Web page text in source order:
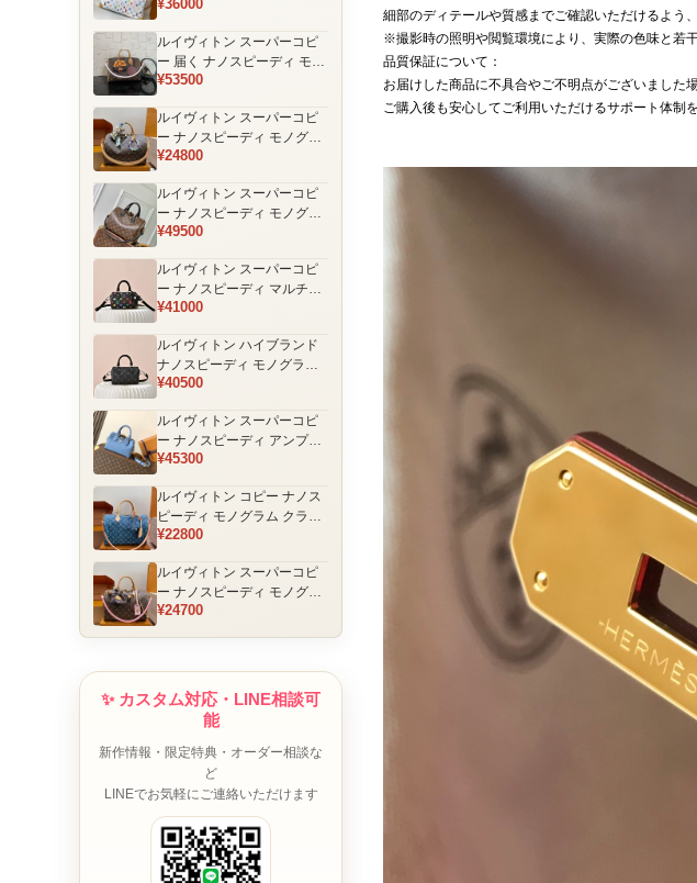
カラー ホワイト ゴールド金
バッグ
¥36000
ルイヴィトン スーパーコピ
ー 届く ナノスピーディ モノ
グラム ポーチ付き ミニボス
品
¥53500
ルイヴィトン スーパーコピ
ー ナノスピーディ モノグラ
ム 編み込みストラップ ミニ
気モデル
¥24800
ルイヴィトン スーパーコピ
ー ナノスピーディ モノグラ
ム ブラックハンドル 2WAY
¥49500
ルイヴィトン スーパーコピ
ー ナノスピーディ マルチカ
ラーモノグラム ミニボスト
ス
¥41000
ルイヴィトン ハイブランド
ナノスピーディ モノグラム
シャドウ 2WAYミニバッグ
¥40500
ルイヴィトン スーパーコピ
ー ナノスピーディ アンプラ
ントレザー ミニボストンバ
すめ
¥45300
ルイヴィトン コピー ナノス
ピーディ モノグラム クラシ
ックデザイン ミニボストン
¥22800
ルイヴィトン スーパーコピ
ー ナノスピーディ モノグラ
ム チャーム装飾 ミニボスト
¥24700
✨ カスタム対応・LINE相談可
能
新作情報・限定特典・オーダー相談な
ど
LINEでお気軽にご連絡いただけます
細部のディテールや質感までご確認いただけるよう
※撮影時の照明や閲覧環境により、実際の色味と若
品質保証について：
お届けした商品に不具合やご不明点がございました
ご購入後も安心してご利用いただけるサポート体制